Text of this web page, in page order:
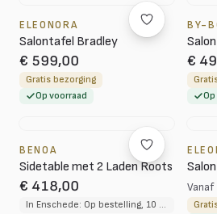
ELEONORA
Salontafel Bradley
€ 599,00
Gratis bezorging
Op voorraad
BY-
€
BENOA
Sidetable met 2 Laden Roots
€ 418,00
In Enschede: Op bestelling, 10 tot 12 weken levertijd
Vanaf